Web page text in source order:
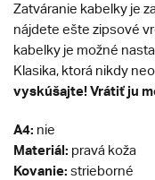
Zatváranie kabelky je
nájdete ešte zipsové
kabelky je možné
Klasika, ktorá nikdy
vyskúšajte! Vrátiť ju
A4: nie
Materiál: pravá koža
Kovanie: strieborné